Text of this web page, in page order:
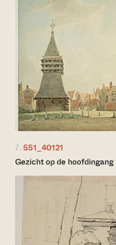
7. 551_40121
Gezicht op de